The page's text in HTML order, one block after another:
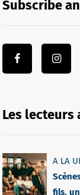
Subscribe
Les
A LA
fils,